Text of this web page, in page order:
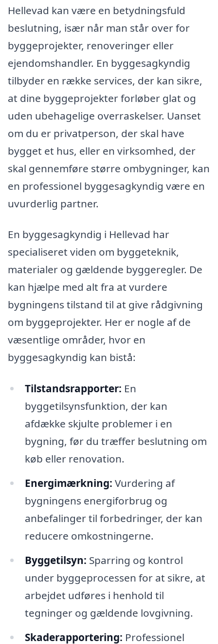
Hellevad kan være en betydningsfuld
beslutning, især når man står over for
byggeprojekter, renoveringer eller
ejendomshandler. En byggesagkyndig
tilbyder en række services, der kan sikre,
at dine byggeprojekter forløber glat og
uden ubehagelige overraskelser. Uanset
om du er privatperson, der skal have
bygget et hus, eller en virksomhed, der
skal gennemføre større ombygninger, kan
en professionel byggesagkyndig være en
uvurderlig partner.
En byggesagkyndig i Hellevad har
specialiseret viden om byggeteknik,
materialer og gældende byggeregler. De
kan hjælpe med alt fra at vurdere
bygningens tilstand til at give rådgivning
om byggeprojekter. Her er nogle af de
væsentlige områder, hvor en
byggesagkyndig kan bistå:
Tilstandsrapporter: En
byggetilsynsfunktion, der kan
afdække skjulte problemer i en
bygning, før du træffer beslutning om
køb eller renovation.
Energimærkning: Vurdering af
bygningens energiforbrug og
anbefalinger til forbedringer, der kan
reducere omkostningerne.
Byggetilsyn: Sparring og kontrol
under byggeprocessen for at sikre, at
arbejdet udføres i henhold til
tegninger og gældende lovgivning.
Skaderapportering: Professionel